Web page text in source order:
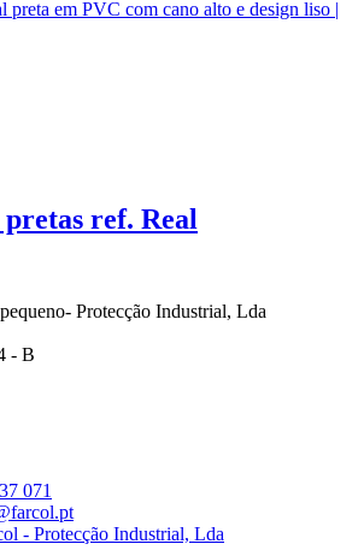
ref. Real
- Protecção Industrial, Lda
- B
071
- Protecção Industrial, Lda